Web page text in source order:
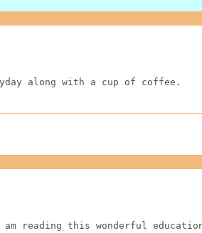
along with a cup of coffee.
reading this wonderful